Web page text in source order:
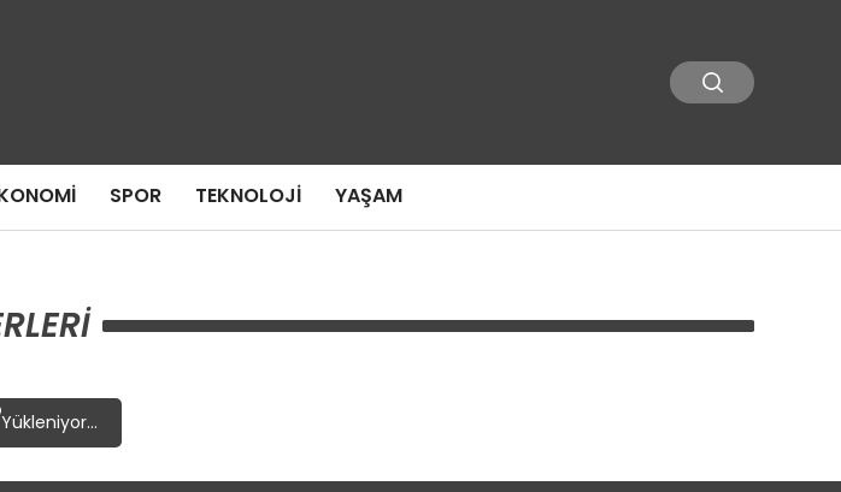
SPOR TEKNOLOJI YAŞAM
Yükleniyor...